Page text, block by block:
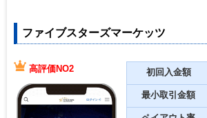
ファイブスターズマーケッツ
高評価NO2 初回入金額
最小取引金額